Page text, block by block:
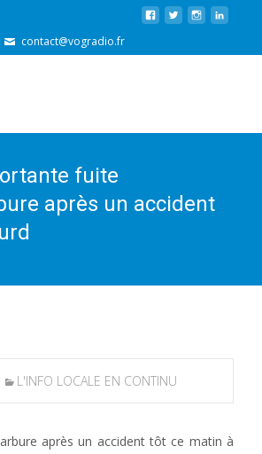
contact@vogradio.fr
fuite
après un accident
L'INFO LOCALE EN CONTINU
après un accident tôt ce matin à